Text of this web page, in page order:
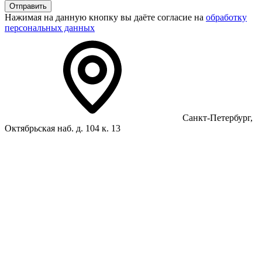
Отправить
Нажимая на данную кнопку вы даёте согласие на обработку
персональных данных
Санкт-Петербург,
Октябрьская наб. д. 104 к. 13